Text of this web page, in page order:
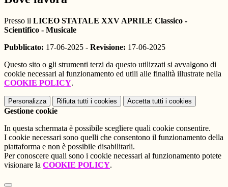
Presso il LICEO STATALE XXV APRILE Classico -
Scientifico - Musicale
Pubblicato: 17-06-2025 - Revisione: 17-06-2025
Questo sito o gli strumenti terzi da questo utilizzati si avvalgono di
cookie necessari al funzionamento ed utili alle finalità illustrate nella
COOKIE POLICY.
Personalizza Rifiuta tutti i cookies Accetta tutti i cookies
Gestione cookie
In questa schermata è possibile scegliere quali cookie consentire.
I cookie necessari sono quelli che consentono il funzionamento della
piattaforma e non è possibile disabilitarli.
Per conoscere quali sono i cookie necessari al funzionamento potete
visionare la COOKIE POLICY.